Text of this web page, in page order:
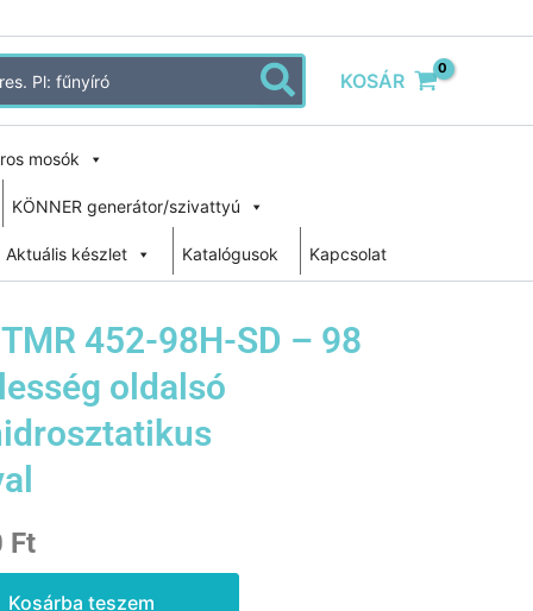
KOSÁR
mosók
KÖNNER generátor/szivattyú
Aktuális készlet Katalógusok Kapcsolat
452-98H-SD – 98
oldalsó
FtCurrent
price
Kosárba teszem